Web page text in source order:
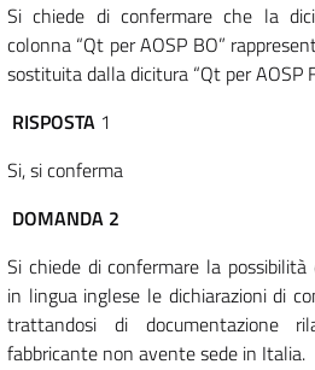
Si chiede di confermare che la
colonna “Qt per AOSP BO”
sostituita dalla dicitura “Qt per AOSP
RISPOSTA 1
Si, si conferma
DOMANDA 2
Si chiede di confermare la
in lingua inglese le dichiarazioni di
trattandosi di documentazione
fabbricante non avente sede in Italia.